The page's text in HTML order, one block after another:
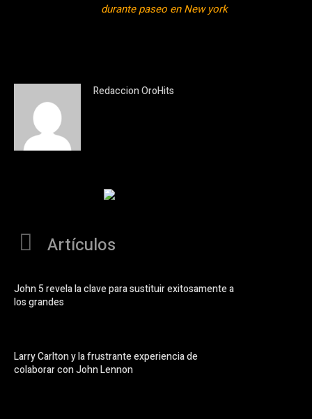
durante paseo en New york
Redaccion OroHits
Artículos
John 5 revela la clave para sustituir exitosamente a
los grandes
Larry Carlton y la frustrante experiencia de
colaborar con John Lennon